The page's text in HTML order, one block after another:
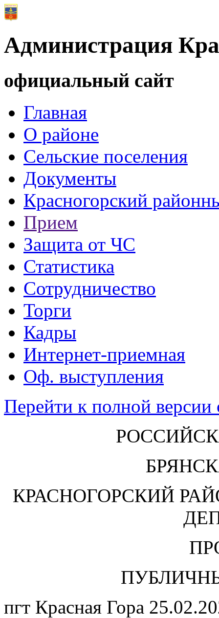
Администрация
официальный сайт
Главная
О районе
Сельские поселения
Документы
Красногорский
Прием
Защита от ЧС
Статистика
Сотрудничество
Торги
Кадры
Интернет-приемная
Оф. выступления
Перейти к полной версии
КРАСНОГОРСКИЙ
пгт Красная Гора